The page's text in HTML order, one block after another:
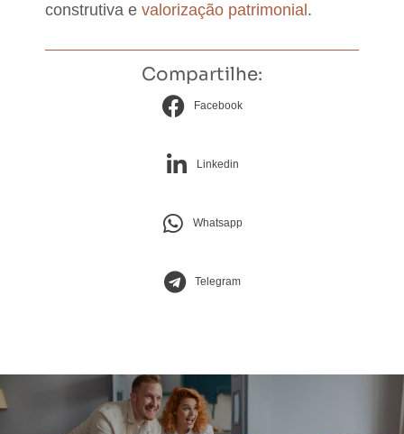
construtiva e valorização patrimonial .
Compartilhe:
Facebook
Linkedin
Whatsapp
Telegram